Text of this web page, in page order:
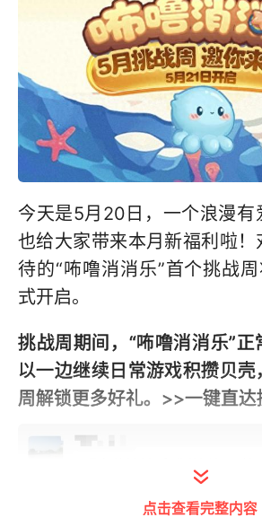
今天是5月20日，一个浪漫有
也给大家带来本月新福利啦！
待的“咘噜消消乐”首个挑战
式开启。
挑战周期间，“咘噜消消乐”
以一边继续日常游戏积攒贝
周解锁更多好礼。 >>一键直达
点击查看完整内容